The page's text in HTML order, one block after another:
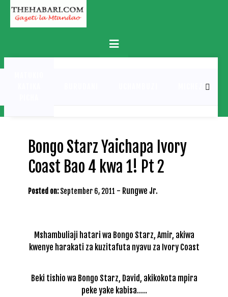
Skip
content
Primary
Menu
MICHEZO
Bongo Starz Yaichapa Ivory
Coast Bao 4 kwa 1! Pt 2
Posted on: September 6, 2011 - Rungwe Jr.
Mshambuliaji hatari wa Bongo Starz, Amir, akiwa
kwenye harakati za kuzitafuta nyavu za Ivory Coast
Beki tishio wa Bongo Starz, David, akikokota mpira
peke yake kabisa.....